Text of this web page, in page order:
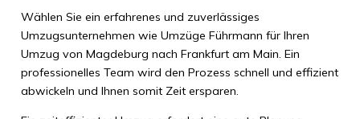
Wählen Sie ein erfahrenes und zuverlässiges
Umzugsunternehmen wie Umzüge Führmann für Ihren
Umzug von Magdeburg nach Frankfurt am Main. Ein
professionelles Team wird den Prozess schnell und effizient
abwickeln und Ihnen somit Zeit ersparen.